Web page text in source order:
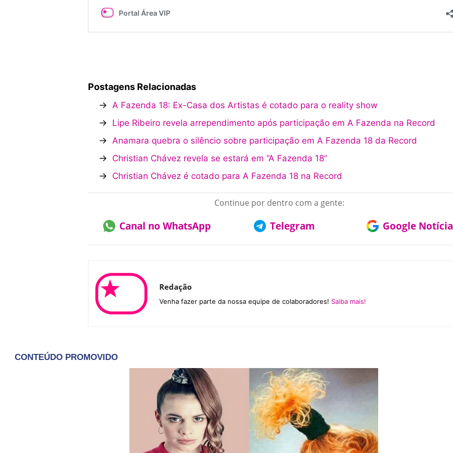
Postagens Relacionadas
→ A Fazenda 18: Ex-Casa dos Artistas é cotado para o reality show
→ Lipe Ribeiro revela arrependimento após participação em A Fazenda na Record
→ Anamara quebra o silêncio sobre participação em A Fazenda 18 da Record
→ Christian Chávez revela se estará em “A Fazenda 18”
→ Christian Chávez é cotado para A Fazenda 18 na Record
Continue por dentro com a gente:
Canal no WhatsApp Telegram Google
Redação
Venha fazer parte da nossa equipe de colaboradores! Saiba mais!